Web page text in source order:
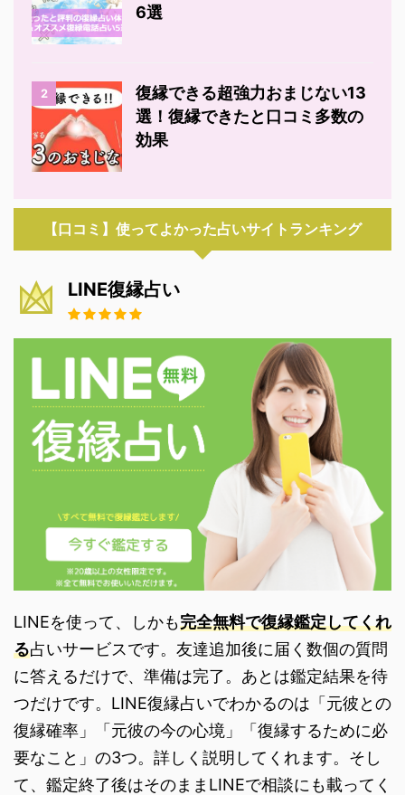
6選
2
復縁できる超強力おまじない13
選！復縁できたと口コミ多数の
効果
【口コミ】使ってよかった占いサイトランキング
LINE復縁占い
LINEを使って、しかも完全無料で復縁鑑定してくれ
る占いサービスです。友達追加後に届く数個の質問
に答えるだけで、準備は完了。あとは鑑定結果を待
つだけです。LINE復縁占いでわかるのは「元彼との
復縁確率」「元彼の今の心境」「復縁するために必
要なこと」の3つ。詳しく説明してくれます。そし
て、鑑定終了後はそのままLINEで相談にも載ってく